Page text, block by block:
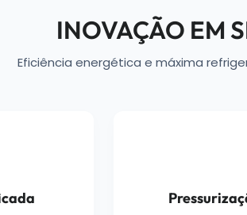
INOVAÇÃO EM
Eficiência energética e máxima